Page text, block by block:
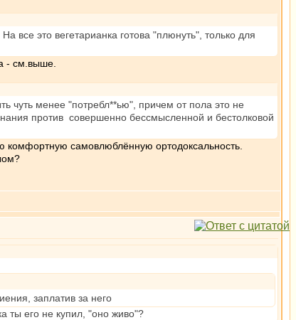
все это вегетарианка готова "плюнуть", только для
- см.выше.
чуть менее "потребл**ью", причем от пола это не
против совершенно бессмысленной и бестолковой
комфортную самовлюблённую ортодоксальность.
заплатив за него
ты его не купил, "оно живо"?